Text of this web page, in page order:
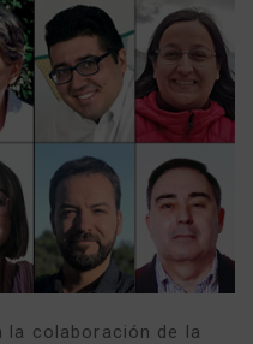
la colaboración de la